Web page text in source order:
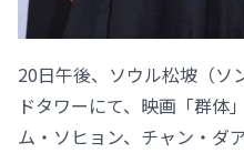
20日午後、ソウル松坡（ソ
ドタワーにて、映画「群体
ム・ソヒョン、チャン・ダ